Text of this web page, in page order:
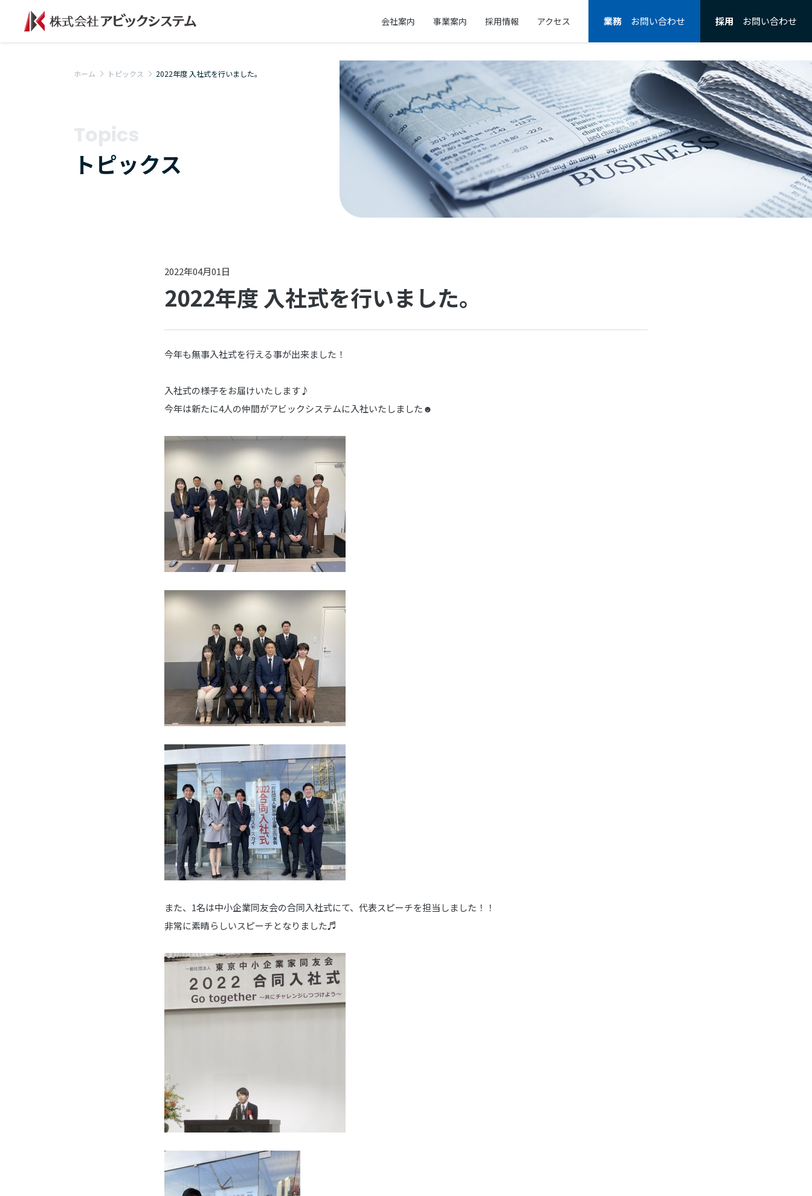
会社案内 事業案内 採用情報 アクセス 業務 お問い合わせ 採用 お問い合わせ
ホーム トピックス 2022年度 入社式を行いました。
Topics
トピックス
2022年04月01日
2022年度 入社式を行いました。
今年も無事入社式を行える事が出来ました！
入社式の様子をお届けいたします♪
今年は新たに4人の仲間がアビックシステムに入社いたしました☻
また、1名は中小企業同友会の合同入社式にて、代表スピーチを担当しました！！
非常に素晴らしいスピーチとなりました♬